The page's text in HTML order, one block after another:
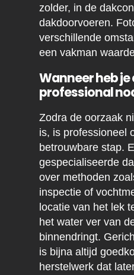
zolder, in de
dakdoorvoeren.
verschillende
een vakman
Wanneer heb je
professional
Zodra de oorzaak
is, is professioneel
betrouwbare stap.
gespecialiseerde
over methoden
inspectie of
locatie van het lek
het water ver van
binnendringt.
is bijna altijd
herstelwerk dat